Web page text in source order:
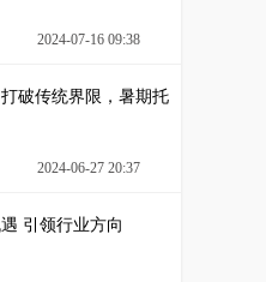
2024-07-16 09:38
破传统界限，暑期托
2024-06-27 20:37
引领行业方向